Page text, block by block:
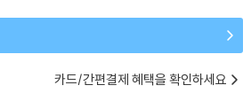
카드/간편결제 혜택을 확인하세요